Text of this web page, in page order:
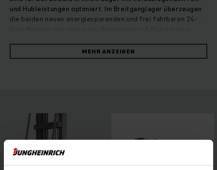
und Hubleistungen optimiert. Im Breitganglager überzeugen
die beiden neuen energiesparenden und frei fahrbaren 24-
Kommissionierhöhen von über 10 Meter problemlos möglich.
Durch ihre zahlreichen individuellen Ausstattungsoptionen
Ionen-Power oder Blei-Säure-Batterien: Unsere neuen
Vertikal-Kommissionierer EKS 412 und EKS 310 vereinen
optimale Pickleistung und überzeugende Energieeffizienz.
MEHR ANZEIGEN